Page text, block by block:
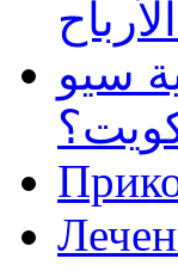
سيو